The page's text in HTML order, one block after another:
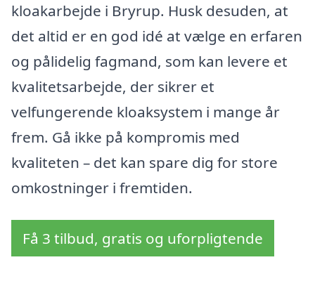
kloakarbejde i Bryrup. Husk desuden, at
det altid er en god idé at vælge en erfaren
og pålidelig fagmand, som kan levere et
kvalitetsarbejde, der sikrer et
velfungerende kloaksystem i mange år
frem. Gå ikke på kompromis med
kvaliteten – det kan spare dig for store
omkostninger i fremtiden.
Få 3 tilbud, gratis og uforpligtende